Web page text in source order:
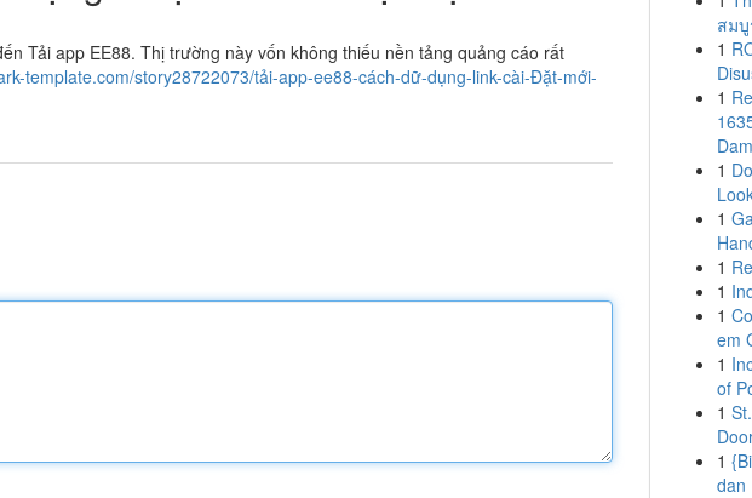
Tải app EE88. Thị trường này vốn không thiếu nền tảng quảng cáo rất
template.com/story28722073/tải-app-ee88-cách-dữ-dụng-link-cài-Đặt-mới-
สม
1
1
1
1
1
1
1
em
1
of
1
1
dan